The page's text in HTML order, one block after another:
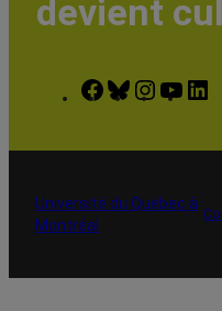
devient
Facebook
BlueskyInstagram
Université du Québec à
Montréal